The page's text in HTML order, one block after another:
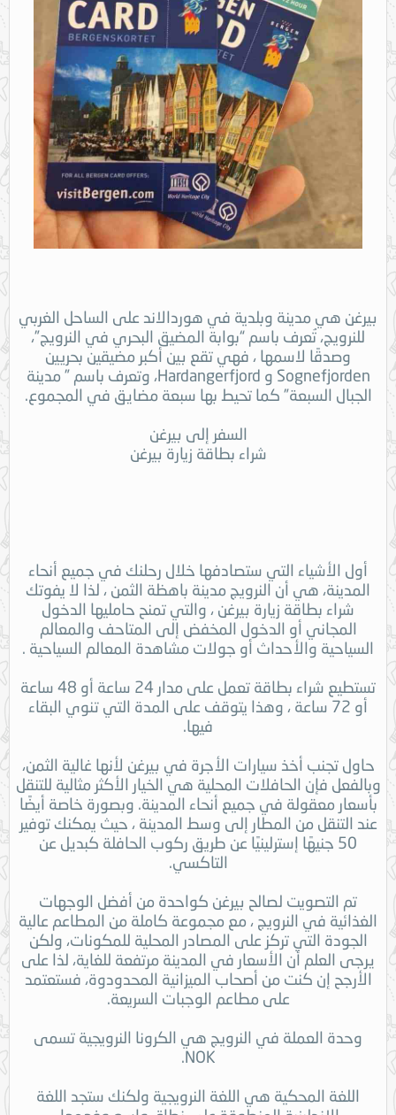
بيرغن هي مدينة وبلدية في هوردالاند على الساحل الغربي
للنرويج، تُعرف باسم “بوابة المضيق البحري في النرويج”،
وصدقًا لاسمها ، فهي تقع بين أكبر مضيقين بحريين
Sognefjorden و Hardangerfjord، وتعرف باسم ” مدينة
الجبال السبعة” كما تحيط بها سبعة مضايق في المجموع.
السفر إلى بيرغن
شراء بطاقة زيارة بيرغن
أول الأشياء التي ستصادفها خلال رحلنك في جميع أنحاء
المدينة، هي أن النرويج مدينة باهظة الثمن ، لذا لا يفوتك
شراء بطاقة زيارة بيرغن ، والتي تمنح حامليها الدخول
المجاني أو الدخول المخفض إلى المتاحف والمعالم
السياحية والأحداث أو جولات مشاهدة المعالم السياحية .
تستطيع شراء بطاقة تعمل على مدار 24 ساعة أو 48 ساعة
أو 72 ساعة ، وهذا يتوقف على المدة التي تنوي البقاء
فيها.
حاول تجنب أخذ سيارات الأجرة في بيرغن لأنها غالية الثمن،
وبالفعل فإن الحافلات المحلية هي الخيار الأكثر مثالية للتنقل
بأسعار معقولة في جميع أنحاء المدينة. وبصورة خاصة أيضًا
عند التنقل من المطار إلى وسط المدينة ، حيث يمكنك توفير
50 ​​جنيهًا إسترلينيًا عن طريق ركوب الحافلة كبديل عن
التاكسي.
تم التصويت لصالح بيرغن كواحدة من أفضل الوجهات
الغذائية في النرويج ، مع مجموعة كاملة من المطاعم عالية
الجودة التي تركز على المصادر المحلية للمكونات، ولكن
يرجى العلم أن الأسعار في المدينة مرتفعة للغاية، لذا على
الأرجح إن كنت من أصحاب الميزانية المحدودوة، فستعتمد
على مطاعم الوجبات السريعة.
وحدة العملة في النرويج هي الكرونا النرويجية تسمى
NOK.
اللغة المحكية هي اللغة النرويجية ولكنك ستجد اللغة